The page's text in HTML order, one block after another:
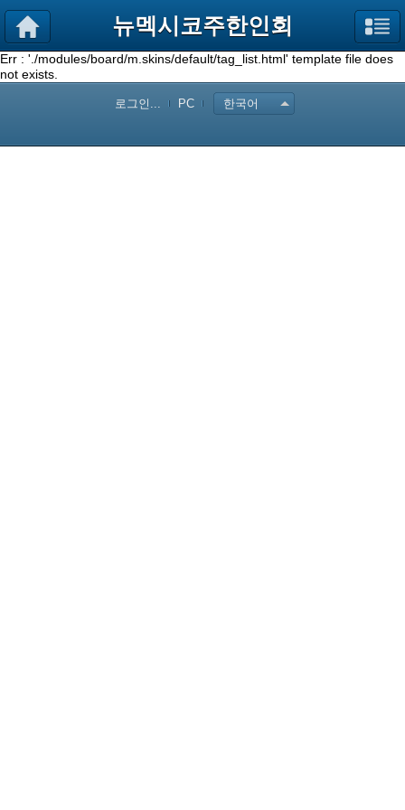
뉴멕시코주한인회
Err : './modules/board/m.skins/default/tag_list.html' template file does
not exists.
로그인... PC 한국어